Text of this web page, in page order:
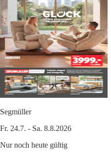
Segmüller
Fr. 24.7. - Sa. 8.8.2026
Nur noch heute gültig